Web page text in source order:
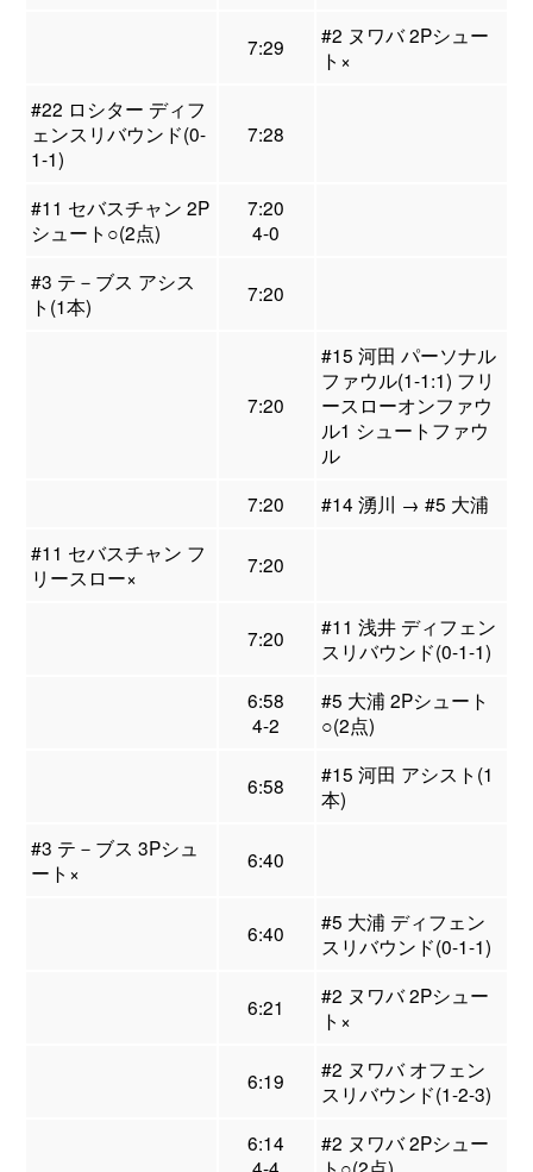
7:29
#2 ヌワバ 2Pシュー
ト×
#22 ロシター ディフ
ェンスリバウンド(0-
1-1)
7:28
#11 セバスチャン 2P
シュート○(2点)
7:20
4-0
#3 テ－ブス アシス
ト(1本)
7:20
7:20
#15 河田 パーソナル
ファウル(1-1:1) フリ
ースローオンファウ
ル1 シュートファウ
ル
7:20
#14 湧川 → #5 大浦
#11 セバスチャン フ
リースロー×
7:20
7:20
#11 浅井 ディフェン
スリバウンド(0-1-1)
6:58
4-2
#5 大浦 2Pシュート
○(2点)
6:58
#15 河田 アシスト(1
本)
#3 テ－ブス 3Pシュ
ート×
6:40
6:40
#5 大浦 ディフェン
スリバウンド(0-1-1)
6:21
#2 ヌワバ 2Pシュー
ト×
6:19
#2 ヌワバ オフェン
スリバウンド(1-2-3)
6:14
#2 ヌワバ 2Pシュー